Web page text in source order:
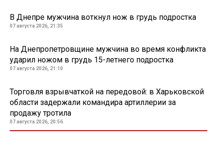
В Днепре мужчина воткнул нож в грудь подростка
07 августа 2026, 21:35
На Днепропетровщине мужчина во время конфликта
ударил ножом в грудь 15-летнего подростка
07 августа 2026, 21:10
Торговля взрывчаткой на передовой: в Харьковской
области задержали командира артиллерии за
продажу тротила
07 августа 2026, 20:56